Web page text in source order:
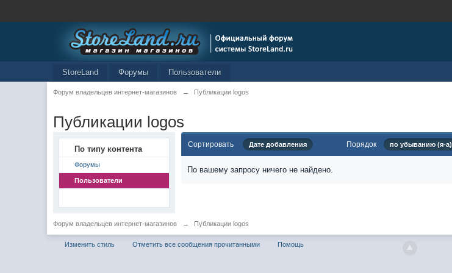
StoreLand Форумы Пользователи
Форум владельцев интернет-магазинов → Публикации logos
Публикации logos
По типу контента
Форумы
Пользователи
Сортировать Дате добавления Порядок по убыванию (я-а)
По вашему запросу ничего не найдено.
Форум владельцев интернет-магазинов → Публикации logos
Изменить стиль Отметить все сообщения прочитанными Помощь